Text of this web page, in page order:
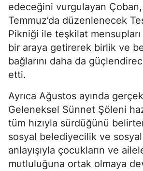
edeceğini vurgulayan
Temmuz’da düzenlenecek
Pikniği ile teşkilat
bir araya getirerek birlik ve
bağlarını daha da
etti.
Ayrıca Ağustos ayında
Geleneksel Sünnet Şöleni
tüm hızıyla sürdüğünü
sosyal belediyecilik ve
anlayışıyla çocukların ve
mutluluğuna ortak olmaya